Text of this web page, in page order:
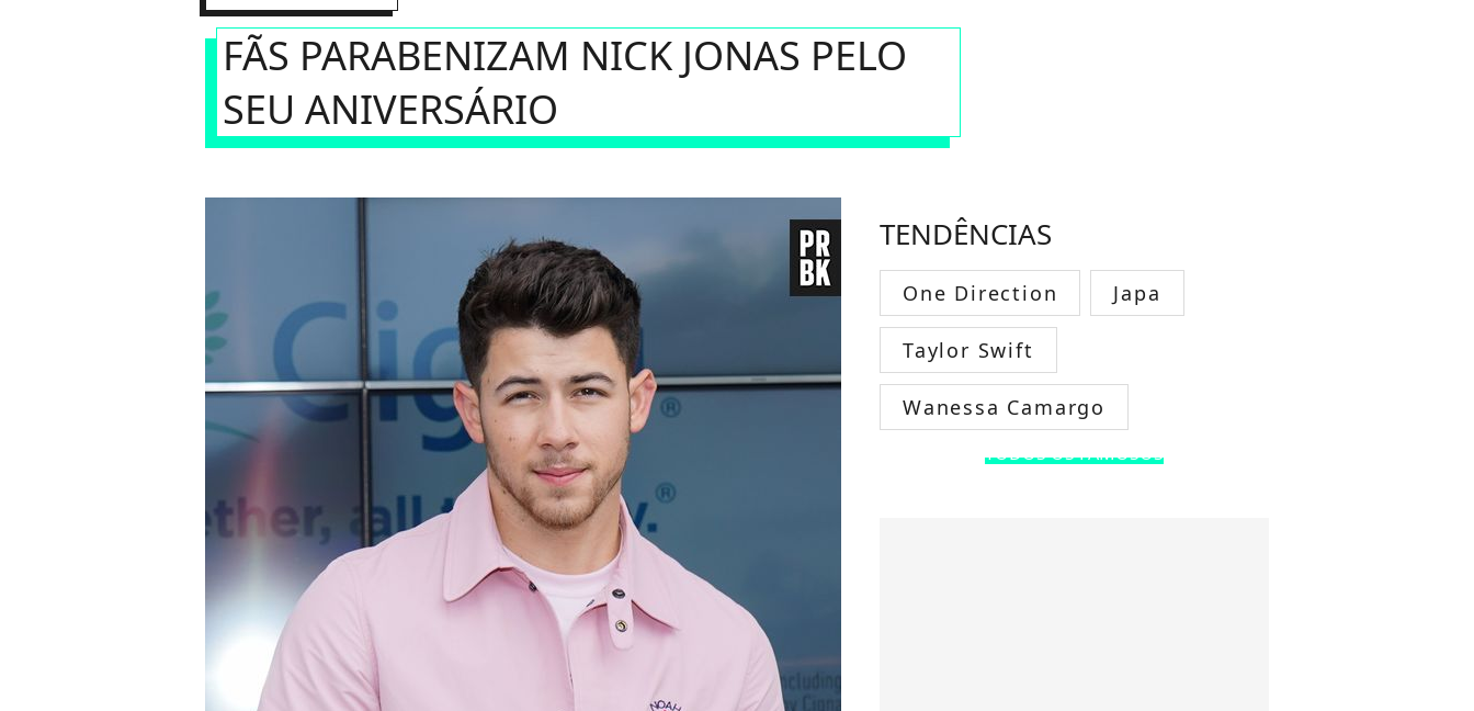
FÃS PARABENIZAM NICK JONAS PELO
SEU ANIVERSÁRIO
TENDÊNCIAS
One Direction Japa
Taylor Swift
Wanessa Camargo
TODOS OS FAMOSOS